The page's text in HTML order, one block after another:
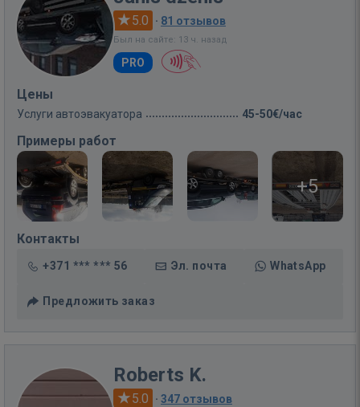
5.0 · 81 отзывов
Был на сайте: 13 ч. назад
PRO
Цены
Услуги автоэвакуатора 45-50€/час
Примеры работ
+5
Контакты
+371 *** *** 56 Эл. почта WhatsApp
Предложить заказ
Roberts K.
5.0 · 347 отзывов